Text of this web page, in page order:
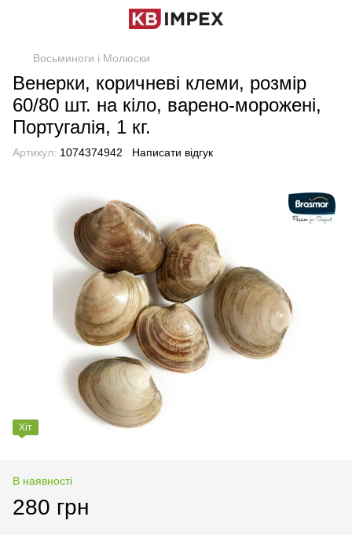
Восьминоги і Молюски
Венерки, коричневі клеми, розмір
60/80 шт. на кіло, варено-морожені,
Португалія, 1 кг.
Артикул: 1074374942 Написати відгук
Хіт
В наявності
280 грн